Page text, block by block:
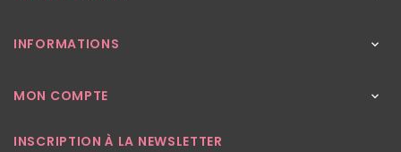
INFORMATIONS 
MON COMPTE 
INSCRIPTION À LA NEWSLETTER